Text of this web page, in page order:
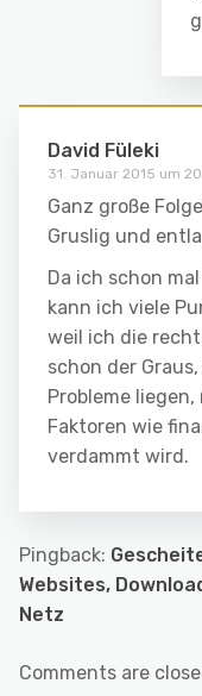
David Füleki
31. Januar 2015 um
Ganz große
Gruslig und
Da ich schon
kann ich viele
weil ich die
schon der
Probleme
Faktoren wie
verdammt wird.
Pingback:
Websites,
Netz
Comments are